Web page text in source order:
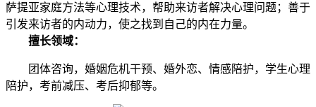
萨提亚家庭方法等心理技术，帮助来访者解决心理问题；善于
引发来访者的内动力，使之找到自己的内在力量。
擅长领域：
团体咨询，婚姻危机干预、婚外恋、情感陪护，学生心理
陪护，考前减压、考后抑郁等。